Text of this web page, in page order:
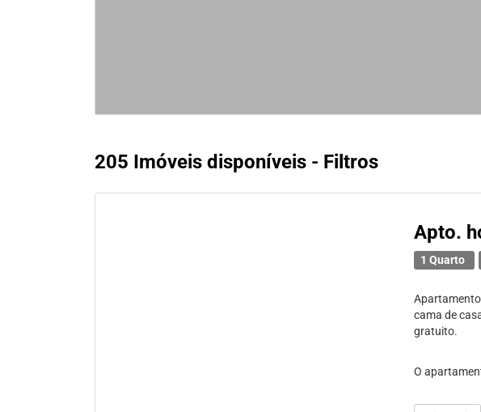
205 Imóveis disponíveis - Filtros
Apto.
1 Quarto
Apartamento
cama de
gratuito.
O